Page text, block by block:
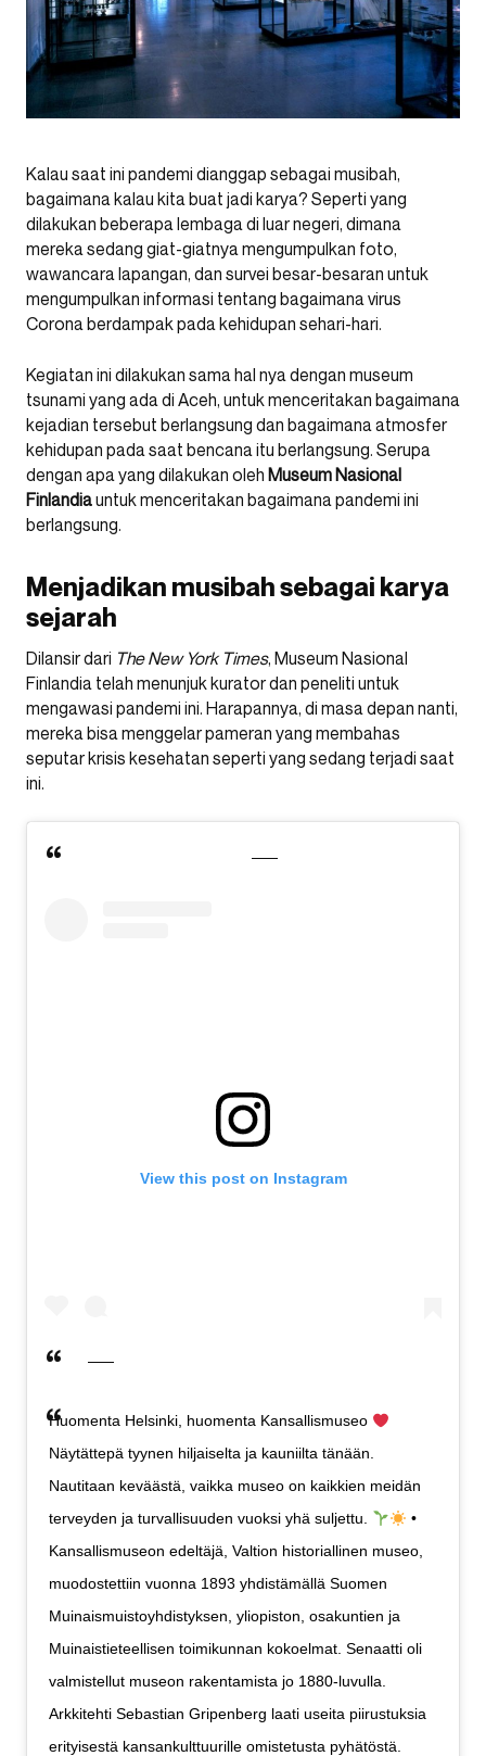
Kalau saat ini pandemi dianggap sebagai musibah,
bagaimana kalau kita buat jadi karya? Seperti yang
dilakukan beberapa lembaga di luar negeri, dimana
mereka sedang giat-giatnya mengumpulkan foto,
wawancara lapangan, dan survei besar-besaran untuk
mengumpulkan informasi tentang bagaimana virus
Corona berdampak pada kehidupan sehari-hari.
Kegiatan ini dilakukan sama hal nya dengan museum
tsunami yang ada di Aceh, untuk menceritakan bagaimana
kejadian tersebut berlangsung dan bagaimana atmosfer
kehidupan pada saat bencana itu berlangsung. Serupa
dengan apa yang dilakukan oleh Museum Nasional
Finlandiauntuk menceritakan bagaimana pandemi ini
berlangsung.
Menjadikan musibah sebagai karya
sejarah
Dilansir dari The New York Times, Museum Nasional
Finlandia telah menunjuk kurator dan peneliti untuk
mengawasi pandemi ini. Harapannya, di masa depan nanti,
mereka bisa menggelar pameran yang membahas
seputar krisis kesehatan seperti yang sedang terjadi saat
ini.
View this post on Instagram
Huomenta Helsinki, huomenta Kansallismuseo
Näytättepä tyynen hiljaiselta ja kauniilta tänään.
Nautitaan keväästä, vaikka museo on kaikkien meidän
terveyden ja turvallisuuden vuoksi yhä suljettu.
•
Kansallismuseon edeltäjä, Valtion historiallinen museo,
muodostettiin vuonna 1893 yhdistämällä Suomen
Muinaismuistoyhdistyksen, yliopiston, osakuntien ja
Muinaistieteellisen toimikunnan kokoelmat. Senaatti oli
valmistellut museon rakentamista jo 1880-luvulla.
Arkkitehti Sebastian Gripenberg laati useita piirustuksia
erityisestä kansankulttuurille omistetusta pyhätöstä.